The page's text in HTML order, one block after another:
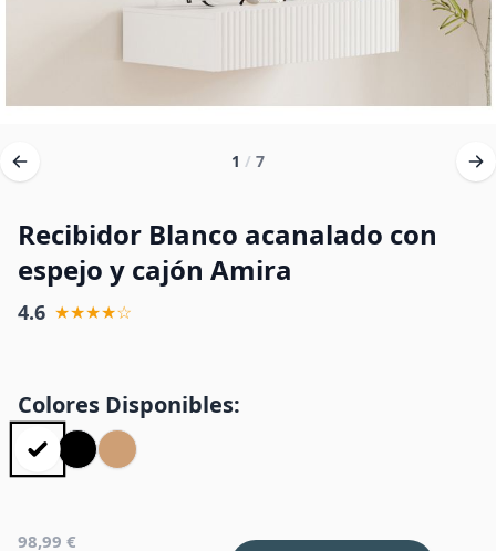
1 / 7
Recibidor Blanco acanalado con
espejo y cajón Amira
4.6 ★★★★☆
Colores Disponibles:
98,99 €